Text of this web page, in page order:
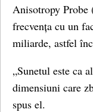
Anisotropy
frecvența cu un
miliarde, astfel
„Sunetul este ca
dimensiuni care
spus el.